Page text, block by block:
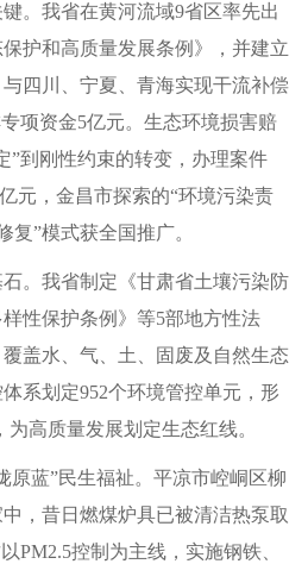
我省在黄河流域9省区率先出
护和高质量发展条例》，并建立
四川、宁夏、青海实现干流补偿
项资金5亿元。生态环境损害赔
”到刚性约束的转变，办理案件
元，金昌市探索的“环境污染责
复”模式获全国推广。
我省制定《甘肃省土壤污染防
性保护条例》等5部地方性法
盖水、气、土、固废及自然生态
系划定952个环境管控单元，形
为高质量发展划定生态红线。
蓝”民生福祉。平凉市崆峒区柳
，昔日燃煤炉具已被清洁热泵取
PM2.5控制为主线，实施钢铁、